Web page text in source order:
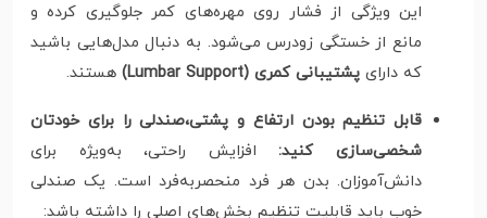
این ویژگی از فشار روی مهره‌های کمر جلوگیری کرده و
مانع از خستگی زودرس می‌شود. به دنبال مدل‌هایی باشید
که دارای پشتیبانی کمری (Lumbar Support) هستند.
قابل تنظیم بودن ارتفاع و پشتی،صندلی را برای خودتان
شخصی‌سازی کنید: افزایش راحتی، به‌ویژه برای
دانش‌آموزان. بدن هر فرد منحصربه‌فرد است. یک صندلی
خوب باید قابلیت تنظیم بخش‌های اصلی را داشته باشد: